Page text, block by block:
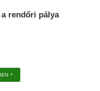
rendőri pálya